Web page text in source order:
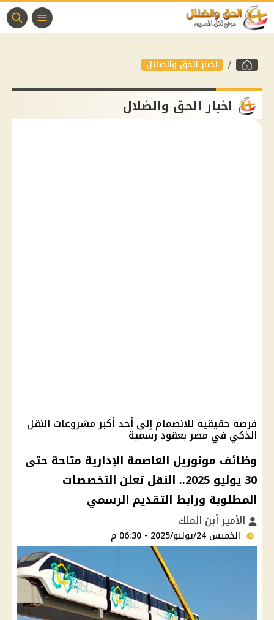
اخبار الحق والضلال
اخبار الحق والضلال
فرصة حقيقية للانضمام إلى أحد أكبر مشروعات النقل
الذكي في مصر بعقود رسمية
وظائف مونوريل العاصمة الإدارية متاحة حتى
30 يوليو 2025.. النقل تعلن التخصصات
المطلوبة ورابط التقديم الرسمي
الأمير أبن الملك
الخميس 24/يوليو/2025 - 06:30 م